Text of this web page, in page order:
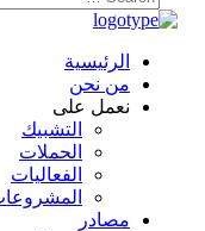
الرئيسية
من نحن
نعمل على
التشبيك
الحملات
الفعاليات
مصادر